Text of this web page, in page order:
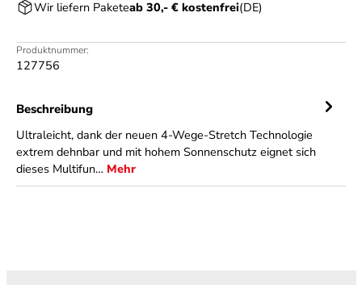
Wir liefern Paketeab 30,- € kostenfrei(DE)
Produktnummer:
127756
Beschreibung
Ultraleicht, dank der neuen 4-Wege-Stretch Technologie
extrem dehnbar und mit hohem Sonnenschutz eignet sich
dieses Multifun… Mehr